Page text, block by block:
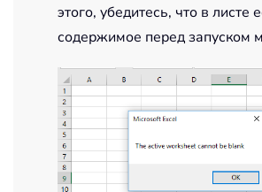
.Attachments.
If
End If
End With
Else
  MsgBox
Exit
End If
этого, убедитесь, что в листе
содержимое перед запуском